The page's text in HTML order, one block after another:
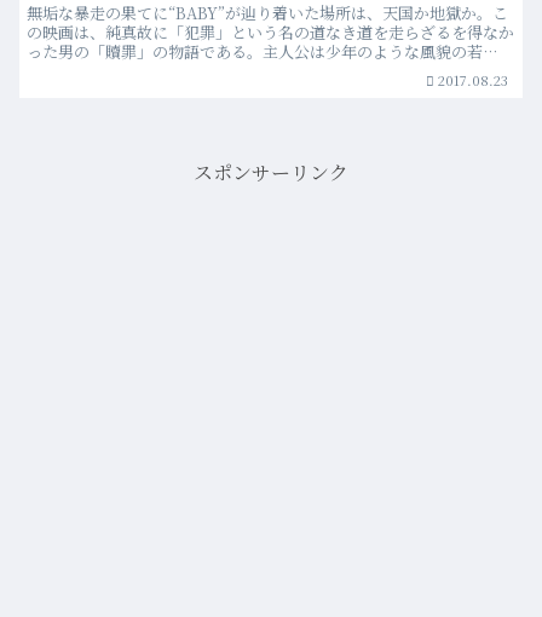
無垢な暴走の果てに“BABY”が辿り着いた場所は、天国か地獄か。こ
の映画は、純真故に「犯罪」という名の道なき道を走らざるを得なか
った男の「贖罪」の物語である。主人公は少年のような風貌の若
2017.08.23
スポンサーリンク